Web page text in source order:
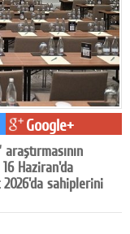
Google+
Haziran'da
sahiplerini